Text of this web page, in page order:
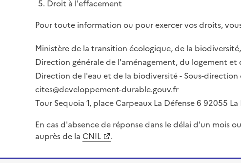
Droit à l'effacement
Pour toute information ou pour exercer vos droits,
Ministère de la transition écologique, de la
Direction générale de l'aménagement, du logement et
Direction de l'eau et de la biodiversité - Sous-
cites@developpement-durable.gouv.fr
Tour Sequoia 1, place Carpeaux La Défense 6 92055 La
En cas d'absence de réponse dans le délai d'un mois
auprès de la CNIL .